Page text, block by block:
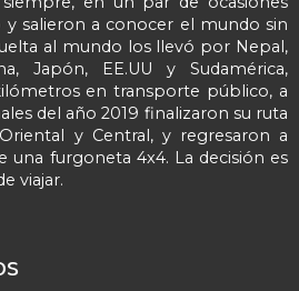
y salieron a conocer el mundo sin
al mundo los llevó por Nepal,
Japón, EE.UU y Sudamérica,
en transporte público, a
del año 2019 finalizaron su ruta
y Central, y regresaron a
una furgoneta 4x4. La decisión es
viajar.